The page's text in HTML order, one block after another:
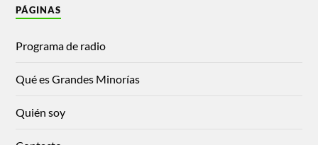
PÁGINAS
Programa de radio
Qué es Grandes Minorías
Quién soy